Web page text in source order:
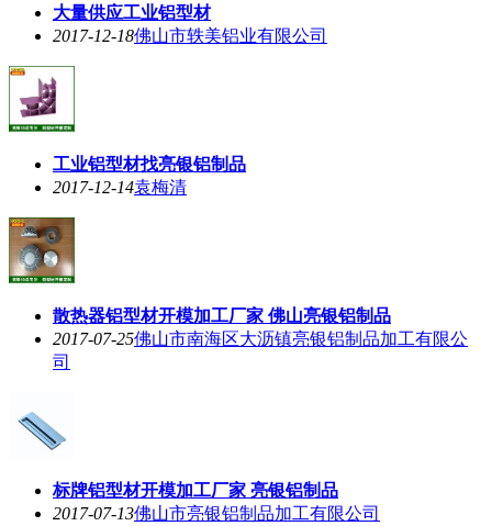
大量供应工业铝型材
2017-12-18佛山市轶美铝业有限公司
工业铝型材找亮银铝制品
2017-12-14袁梅清
散热器铝型材开模加工厂家 佛山亮银铝制品
2017-07-25佛山市南海区大沥镇亮银铝制品加工有限公
司
标牌铝型材开模加工厂家 亮银铝制品
2017-07-13佛山市亮银铝制品加工有限公司